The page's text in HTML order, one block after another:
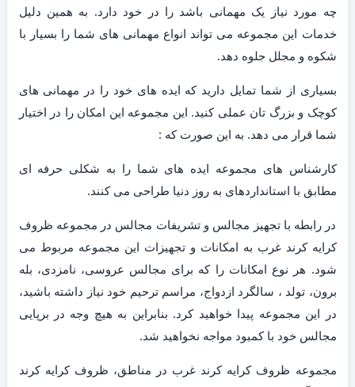
چه مورد نیاز یک مهمانی باشد را در خود دارد. به همین دلیل
خدمات این مجموعه می تواند انواع مهمانی های شما را بسیار با
شکوه و مجلل جلوه دهد.
بسیاری از شما تمایل دارید که ایده های خود را در مهمانی های
کوچک و بزرگ تان عملی کنید. این مجموعه این امکان را در اختیار
شما قرار می دهد. به این صورت که :
کارشناس های مجموعه ایده های شما را به شکلی حرفه ای
مطابق با استانداردهای به روز دنیا طراحی می کنند.
در رابطه با تجهیز مجالس و تشریفات مجالس در مجموعه ظروف
کرایه کرند غرب به امکانات و تجهیزات این مجموعه مربوط می
شود. هر نوع امکانات را که برای مجالس عروسی، نامزدی، بله
برون، تولد ، سالگرد ازدواج، مراسم ترحیم خود نیاز داشته باشید،
در این مجموعه پیدا خواهید کرد. بنابراین به هیچ وجه در برپایی
مجالس خود با کمبود مواجه نخواهید شد.
مجموعه ظروف کرایه کرند غرب در مناطق، ظروف کرایه کرند